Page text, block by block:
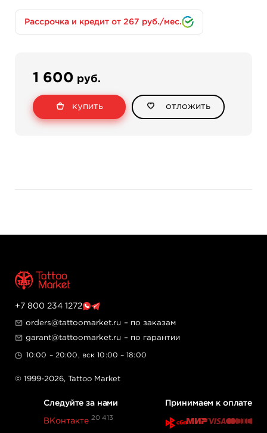
Рассрочка и кредит от 267 руб./мес.
1 600 руб.
купить отложить
+7 800 234 1272
orders@tattoomarket.ru – по заказам
garant@tattoomarket.ru – по гарантии
10:00 – 20:00, вск 10:00 – 18:00
© 1999-2026, Tattoo Market
Следуйте за нами
ВКонтакте 20 413
Принимаем к оплате